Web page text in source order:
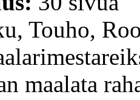
Touho,
maalata